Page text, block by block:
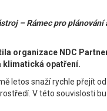
– Rámec pro
organizace NDC
klimatická opatření.
snaží rychle přejít
V této souvislosti